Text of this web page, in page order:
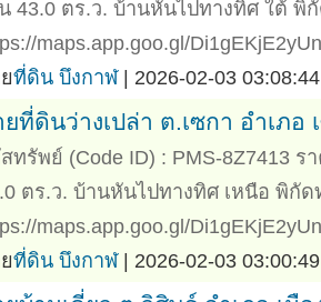
43.0 ตร.ว. บ้านหันไปทางทิศ ใต้ พิ
maps.app.goo.gl/
ที่ดิน บึงกาฬ| 2026-02-03
ที่ดินว่างเปล่า ต.เซกา อำเภอ
ทรัพย์ (Code ID) : PMS-8Z7413 ร
ตร.ว. บ้านหันไปทางทิศ เหนือ พิกัด
maps.app.goo.gl/
ที่ดิน บึงกาฬ| 2026-02-03